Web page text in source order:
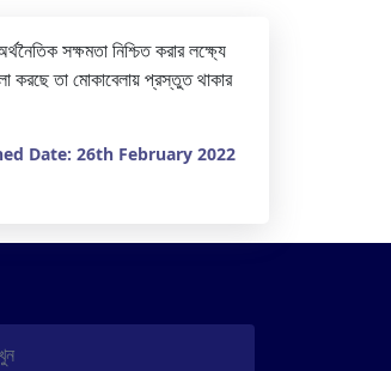
সক্ষমতা নিশ্চিত করার লক্ষ্যে
করছে তা মোকাবেলায় প্রস্তুত থাকার
Date: 26th February 2022